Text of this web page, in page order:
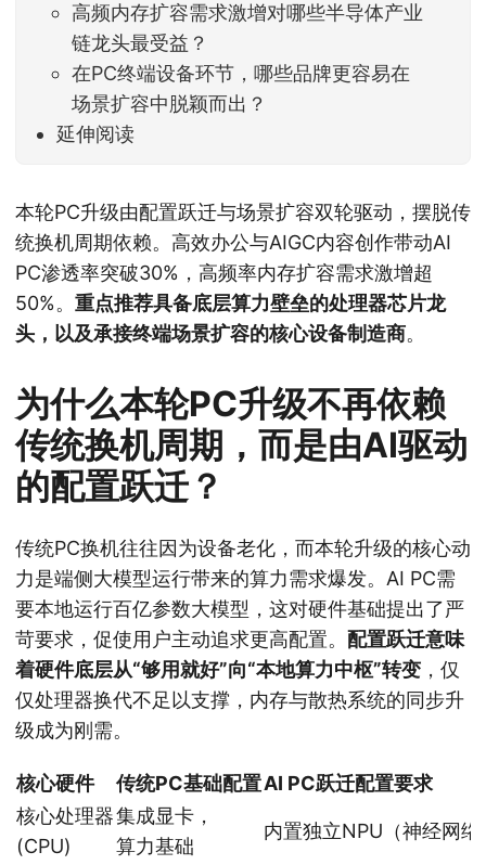
高频内存扩容需求激增对哪些半导体产业
链龙头最受益？
在PC终端设备环节，哪些品牌更容易在
场景扩容中脱颖而出？
延伸阅读
本轮PC升级由配置跃迁与场景扩容双轮驱动，摆脱传
统换机周期依赖。高效办公与AIGC内容创作带动AI
PC渗透率突破30%，高频率内存扩容需求激增超
50%。 重点推荐具备底层算力壁垒的处理器芯片龙
头，以及承接终端场景扩容的核心设备制造商。
为什么本轮PC升级不再依赖
传统换机周期，而是由AI驱动
的配置跃迁？
传统PC换机往往因为设备老化，而本轮升级的核心动
力是端侧大模型运行带来的算力需求爆发。AI PC需
要本地运行百亿参数大模型，这对硬件基础提出了严
苛要求，促使用户主动追求更高配置。 配置跃迁意味
着硬件底层从“够用就好”向“本地算力中枢”转变 ，仅
仅处理器换代不足以支撑，内存与散热系统的同步升
级成为刚需。
核心硬件 传统PC基础配置AI PC跃迁配置要求
核心处理器
(CPU)
集成显卡，
算力基础
内置独立NPU（神经网